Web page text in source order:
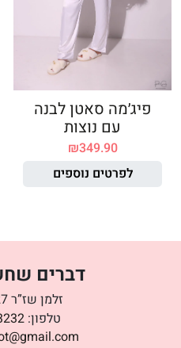
פיג׳מה סאטן לבנה
עם נוצות
₪349.90
לפרטים נוספים
דברים
זלמן שז”ר 27, ראשל”צ
טלפון: